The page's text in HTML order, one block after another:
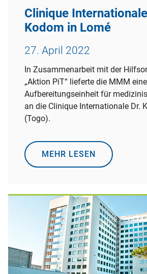
Clinique
Kodom in Lomé
27. April 2022
In Zusammenarbeit mit der
„Aktion PiT“ lieferte die MMM
Aufbereitungseinheit für
an die Clinique Internationale Dr.
(Togo).
MEHR LESEN